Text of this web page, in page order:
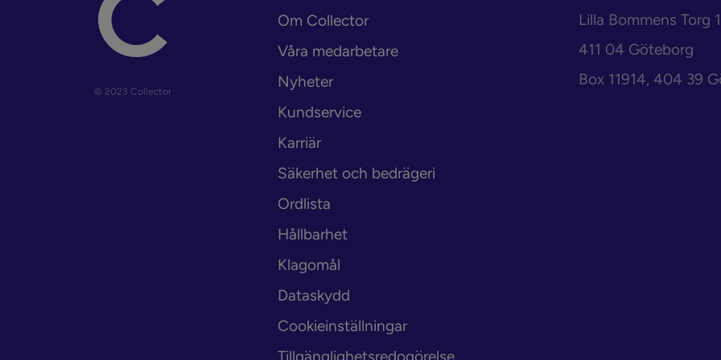
© 2023 Collector
Om Collector
Våra medarbetare
Nyheter
Kundservice
Karriär
Säkerhet och bedrägeri
Ordlista
Hållbarhet
Klagomål
Dataskydd
Cookieinställningar
Lilla Bommens Torg
411 04 Göteborg
Box 11914, 404 39